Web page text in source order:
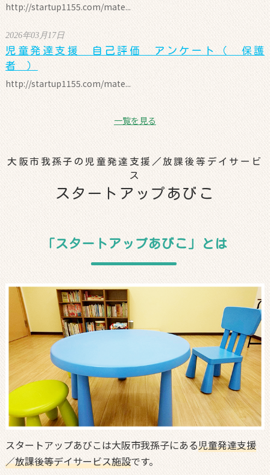
http://startup1155.com/mate...
2026年03月17日
児童発達支援 自己評価 アンケート（ 保護
者 ）
http://startup1155.com/mate...
一覧を見る
大阪市我孫子の児童発達支援／放課後等デイサービ
ス
スタートアップあびこ
「スタートアップあびこ」とは
スタートアップあびこは大阪市我孫子にある児童発達支援
／放課後等デイサービス施設です。